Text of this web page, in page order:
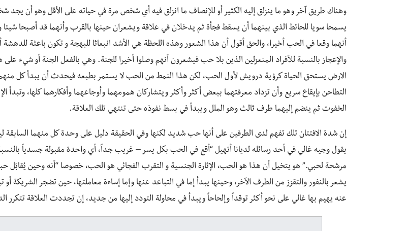
وهناك طريق آخر وهو ما ينزلق إليه الكثير أو للإنصاف ما انزلق فيه أي شخص مرة في حياته على الأقل وهو أن يجد
يسمحا سويا للحائط الذي بينهما أن يسقط فجأة ثم يدخلان في علاقة ويشعران حينها بالقرب وأنهما قد أصبحا شيئا
أنهما وقعا في الحب أخيرا، والحق أقول أن هذا الشعور وهذه اللحظة هي الأشد انبعاثا للبهجة و تكون باعثة للدهشة
والإعجاز بالنسبة للأفراد المنعزلين الذين بلا حب فيشعرون أنهم وصلوا أخيرا للجنة. وهي بالفعل الجنة أو شيء
الارض يستحق الحياة كرؤية درويش لأول الحب، لكن هذا النمط من الحب لا يستمر بطبعه فيحدث أن يبدأ كل
التطاحن بإيقاع سريع وأن تزداد معرفتهما ببعض أكثر وأكثر ويتشاركان همومهما وأوجاعهما وأفكارهما كلها، وتبدأ
الخفوت ثم ينضم إليهما طرف ثالث وهو الملل ويبدأ في بسط نفوذه حتى تنتهي تلك العلاقة.
إن شدة الافتتان تلك تفهم لدى الطرفين على أنها حب شديد لكنها وفي الحقيقة دليل على وحدة كل منهما السابقة
يقول وجيه غالي في أحد رسائله لديانا أتهيل “أقع في الحب بكل يسر – غريب جداً، أي واحدة مقبولة جسدياً
مرشحة لحبي.” هو يتخيل أن هذا هو الحب، الإثارة الجنسية و التقرب الفجائي هو الحب، خصوصا “أنه وحين يُقابَل
يشعر بالنفور والتقزز من الطرف الآخر، وحينها يبدأ إما في التباعد عنها وإما إساءة معاملتها، حين تضجر الشريكة أو
عنه يهيم بها غالي على نحو أكثر توقداً وإلحاحاً ويبدأ في محاولة التودد إليها من جديد، إن تجددت العلاقة تتكرر